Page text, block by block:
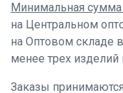
Минимальная сумма
на Центральном
на Оптовом складе
менее трех изделий
Заказы